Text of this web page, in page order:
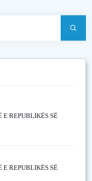
E REPUBLIKËS SË
E REPUBLIKËS SË